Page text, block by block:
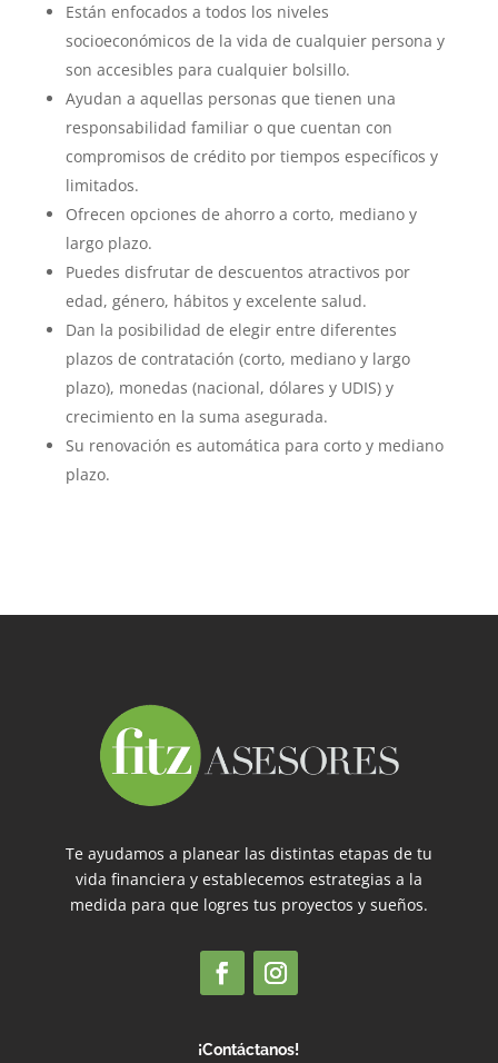
Están enfocados a todos los niveles
socioeconómicos de la vida de cualquier persona y
son accesibles para cualquier bolsillo.
Ayudan a aquellas personas que tienen una
responsabilidad familiar o que cuentan con
compromisos de crédito por tiempos específicos y
limitados.
Ofrecen opciones de ahorro a corto, mediano y
largo plazo.
Puedes disfrutar de descuentos atractivos por
edad, género, hábitos y excelente salud.
Dan la posibilidad de elegir entre diferentes
plazos de contratación (corto, mediano y largo
plazo), monedas (nacional, dólares y UDIS) y
crecimiento en la suma asegurada.
Su renovación es automática para corto y mediano
plazo.
Te ayudamos a planear las distintas etapas de tu
vida financiera y establecemos estrategias a la
medida para que logres tus proyectos y sueños.
¡Contáctanos!